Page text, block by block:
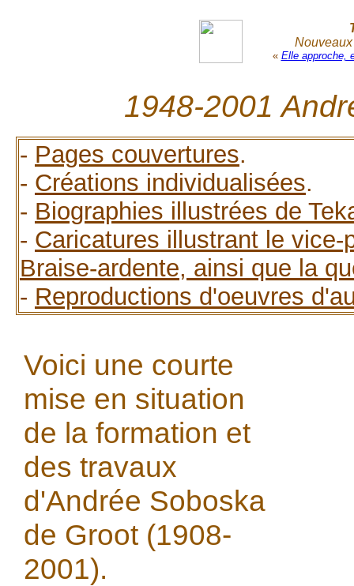
« Elle approche,
1948-2001
- Pages couvertures.
- Créations individualisées.
- Biographies illustrées de
- Caricatures illustrant le
Braise-ardente, ainsi que la
- Reproductions d'oeuvres
Voici une courte
mise en situation
de la formation et
des travaux
d'Andrée Soboska
de Groot (1908-
2001).